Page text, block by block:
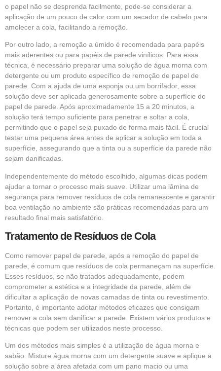
o papel não se desprenda facilmente, pode-se considerar a
aplicação de um pouco de calor com um secador de cabelo para
amolecer a cola, facilitando a remoção.
Por outro lado, a remoção a úmido é recomendada para papéis
mais aderentes ou para papéis de parede vinílicos. Para essa
técnica, é necessário preparar uma solução de água morna com
detergente ou um produto específico de remoção de papel de
parede. Com a ajuda de uma esponja ou um borrifador, essa
solução deve ser aplicada generosamente sobre a superfície do
papel de parede. Após aproximadamente 15 a 20 minutos, a
solução terá tempo suficiente para penetrar e soltar a cola,
permitindo que o papel seja puxado de forma mais fácil. É crucial
testar uma pequena área antes de aplicar a solução em toda a
superfície, assegurando que a tinta ou a superfície da parede não
sejam danificadas.
Independentemente do método escolhido, algumas dicas podem
ajudar a tornar o processo mais suave. Utilizar uma lâmina de
segurança para remover resíduos de cola remanescente e garantir
boa ventilação no ambiente são práticas recomendadas para um
resultado final mais satisfatório.
Tratamento de Resíduos de Cola
Como remover papel de parede, após a remoção do papel de
parede, é comum que resíduos de cola permaneçam na superfície.
Esses resíduos, se não tratados adequadamente, podem
comprometer a estética e a integridade da parede, além de
dificultar a aplicação de novas camadas de tinta ou revestimento.
Portanto, é importante adotar métodos eficazes que consigam
remover a cola sem danificar a parede. Existem vários produtos e
técnicas que podem ser utilizados neste processo.
Um dos métodos mais simples é a utilização de água morna e
sabão. Misture água morna com um detergente suave e aplique a
solução sobre a área afetada com um pano macio ou uma